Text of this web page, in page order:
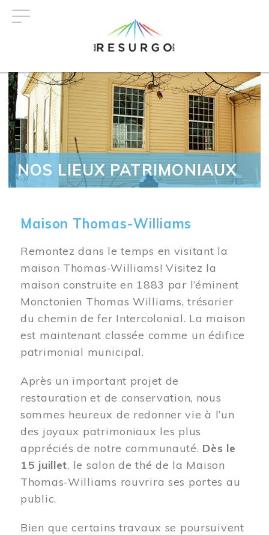
NOS LIEUX PATRIMONIAUX
Maison Thomas-Williams
Remontez dans le temps en visitant la
maison Thomas-Williams! Visitez la
maison construite en 1883 par l’éminent
Monctonien Thomas Williams, trésorier
du chemin de fer Intercolonial. La maison
est maintenant classée comme un édifice
patrimonial municipal.
Après un important projet de
restauration et de conservation, nous
sommes heureux de redonner vie à l’un
des joyaux patrimoniaux les plus
appréciés de notre communauté. Dès le
15 juillet, le salon de thé de la Maison
Thomas-Williams rouvrira ses portes au
public.
Bien que certains travaux se poursuivent